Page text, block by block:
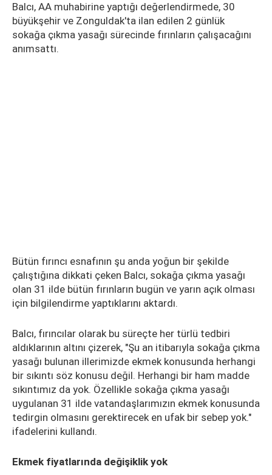
Balcı, AA muhabirine yaptığı değerlendirmede, 30
büyükşehir ve Zonguldak'ta ilan edilen 2 günlük
sokağa çıkma yasağı sürecinde fırınların çalışacağını
anımsattı.
Bütün fırıncı esnafının şu anda yoğun bir şekilde
çalıştığına dikkati çeken Balcı, sokağa çıkma yasağı
olan 31 ilde bütün fırınların bugün ve yarın açık olması
için bilgilendirme yaptıklarını aktardı.
Balcı, fırıncılar olarak bu süreçte her türlü tedbiri
aldıklarının altını çizerek, "Şu an itibarıyla sokağa çıkma
yasağı bulunan illerimizde ekmek konusunda herhangi
bir sıkıntı söz konusu değil. Herhangi bir ham madde
sıkıntımız da yok. Özellikle sokağa çıkma yasağı
uygulanan 31 ilde vatandaşlarımızın ekmek konusunda
tedirgin olmasını gerektirecek en ufak bir sebep yok."
ifadelerini kullandı.
Ekmek fiyatlarında değişiklik yok